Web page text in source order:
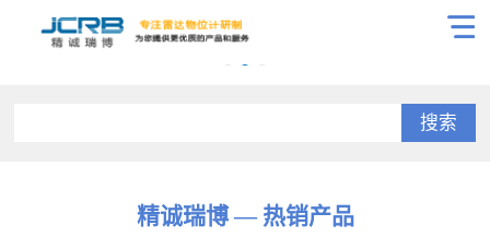
搜索
精诚瑞博 — 热销产品